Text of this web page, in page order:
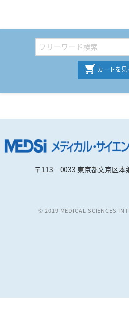
カートを見
〒113‐0033 東京都文京区本
© 2019 MEDICAL SCIENCES